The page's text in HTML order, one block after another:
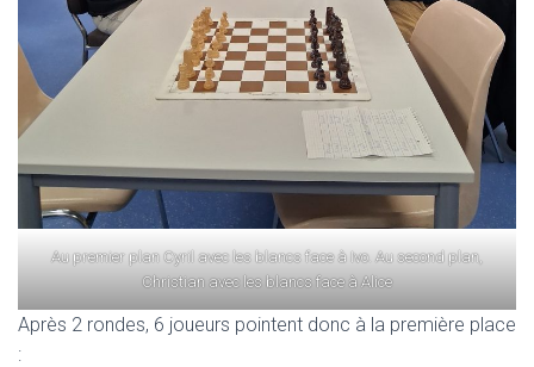
Au premier plan Cyril avec les blancs face à Ivo. Au second plan,
Christian avec les blancs face à Alice
Après 2 rondes, 6 joueurs pointent donc à la première place
: